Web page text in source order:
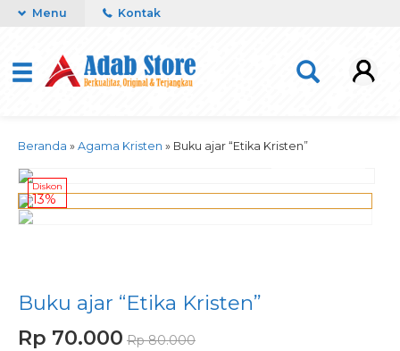
Menu Kontak
Beranda » Agama Kristen » Buku ajar “Etika Kristen”
Diskon
13%
Buku ajar “Etika Kristen”
Rp 70.000 Rp 80.000